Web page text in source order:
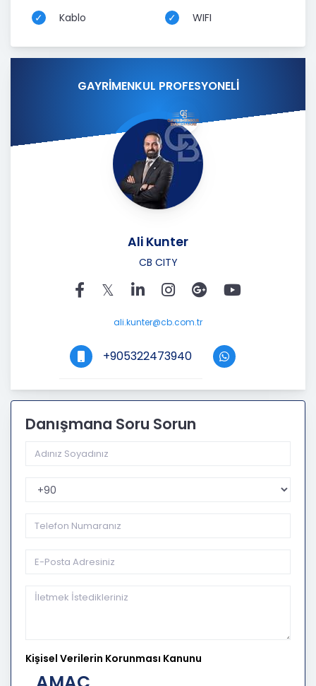
Kablo WIFI
GAYRİMENKUL PROFESYONELİ
Ali Kunter
CB CITY
ali.kunter@cb.com.tr
+905322473940
Danışmana Soru Sorun
Telefon Kodu
Kişisel Verilerin Korunması Kanunu